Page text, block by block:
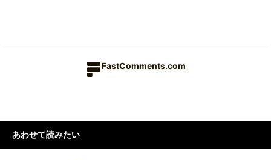
FastComments.com
あわせて読みたい